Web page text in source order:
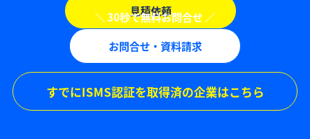
見積依頼
お問合せ・資料請求
すでにISMS認証を取得済の企業はこちら